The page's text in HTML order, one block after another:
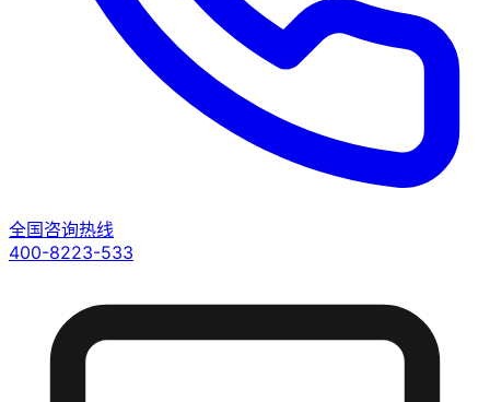
全国咨询热线
400-8223-533